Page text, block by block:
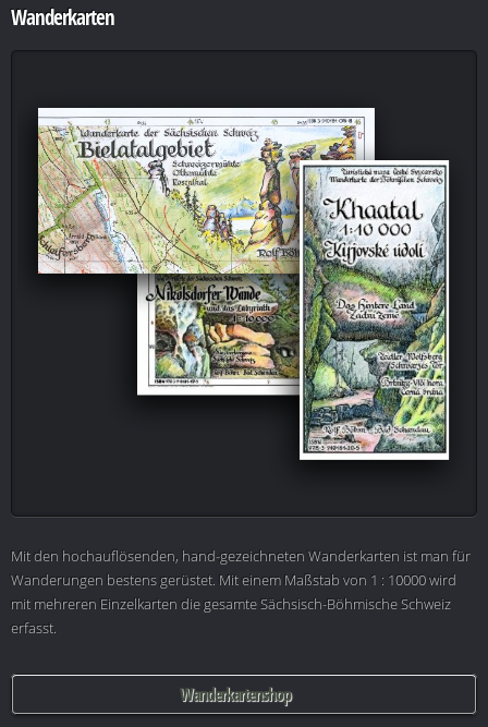
Wanderkarten
Mit den hochauflösenden, hand-gezeichneten Wanderkarten ist man für
Wanderungen bestens gerüstet. Mit einem Maßstab von 1 : 10000 wird
mit mehreren Einzelkarten die gesamte Sächsisch-Böhmische Schweiz
erfasst.
Wanderkartenshop